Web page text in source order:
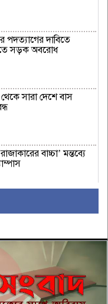
পদত্যাগের দাবিতে
সড়ক অবরোধ
সারা দেশে বাস
বাচ্চা’ মন্তব্যে
প্রধানমন্ত্রীর সঙ্গে
উপদ্রব বাড়ছে, চট্টগ্রামে
শিকার ৯৩ জন